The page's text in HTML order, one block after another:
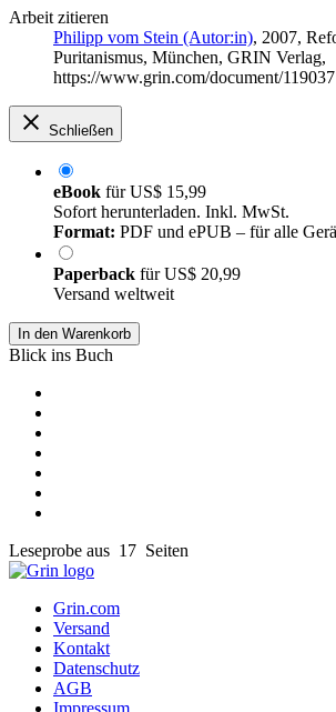
Arbeit zitieren
Philipp vom Stein (Autor:in), 2007,
Puritanismus, München, GRIN Verlag,
https://www.grin.com/document/119037
Schließen
eBook fürUS$ 15,99
Sofort herunterladen. Inkl. MwSt.
Format: PDF und ePUB – für alle
Paperback fürUS$ 20,99
Versand weltweit
In den Warenkorb
Blick ins Buch
Leseprobe aus 17 Seiten
Grin.com
Versand
Kontakt
Datenschutz
AGB
Impressum